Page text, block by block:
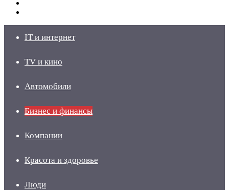
IT и интернет
TV и кино
Автомобили
Бизнес и финансы
Компании
Красота и здоровье
Люди